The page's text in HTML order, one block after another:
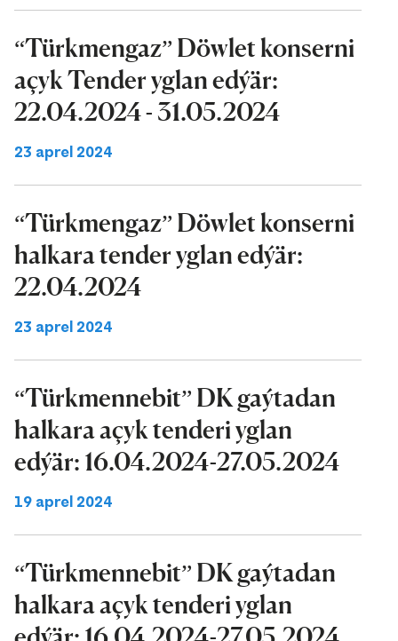
“Türkmengaz” Döwlet konserni
açyk Tender yglan edýär:
22.04.2024 - 31.05.2024
23 aprel 2024
“Türkmengaz” Döwlet konserni
halkara tender yglan edýär:
22.04.2024
23 aprel 2024
“Türkmennebit” DK gaýtadan
halkara açyk tenderi yglan
edýär: 16.04.2024-27.05.2024
19 aprel 2024
“Türkmennebit” DK gaýtadan
halkara açyk tenderi yglan